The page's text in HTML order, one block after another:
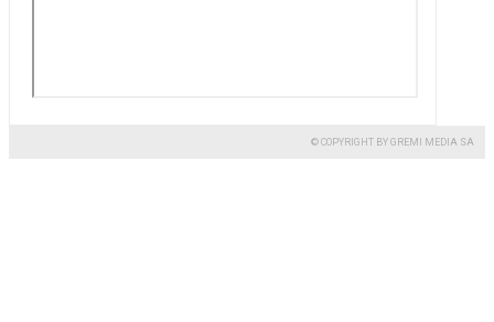
© COPYRIGHT BY GREMI MEDIA SA